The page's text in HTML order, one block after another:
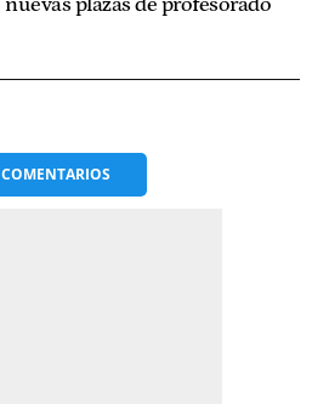
COMENTARIOS